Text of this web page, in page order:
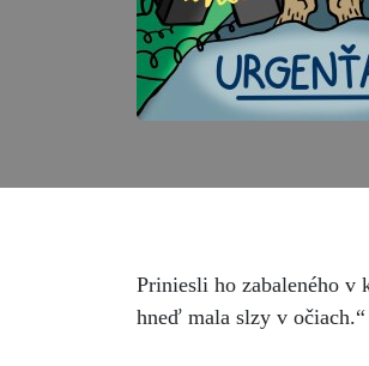
Priniesli ho zabaleného v
hneď mala slzy v